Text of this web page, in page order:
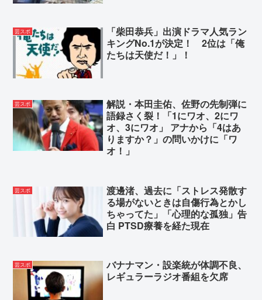
芸スポ
「柴田恭兵」出演ドラマ人気ラン
キングNo.1が決定！ 2位は「俺
たちは天使だ！」！
芸スポ
解説・本田圭佑、佐野の先制弾に
語録さく裂！「1にワオ、2にワ
オ、3にワオ」 アナから「4はあ
りますか？」の問いかけに「ワ
オ！」
芸スポ
渡邊渚、過去に「ストレス発散す
る場がないときは自傷行為とかし
ちゃってた」「心理的な孤独」告
白 PTSD療養を経た現在
芸スポ
バナナマン・設楽統が体調不良、
レギュラーラジオ番組を欠席